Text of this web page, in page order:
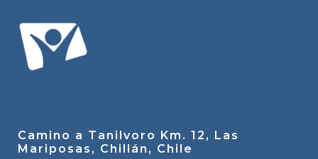
Camino a Tanilvoro Km. 12, Las
Mariposas, Chillán, Chile